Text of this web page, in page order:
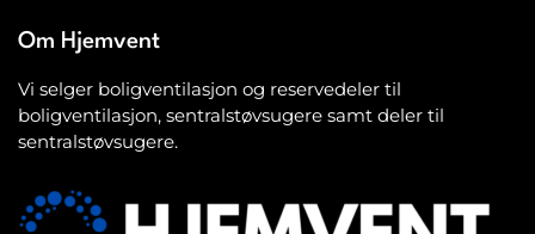
Om Hjemvent
Vi selger boligventilasjon og reservedeler til
boligventilasjon, sentralstøvsugere samt deler til
sentralstøvsugere.